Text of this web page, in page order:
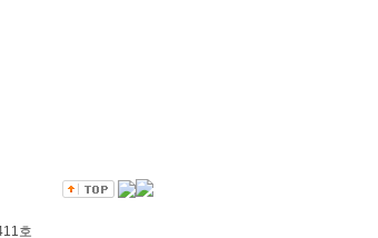
제일빌딩 411호